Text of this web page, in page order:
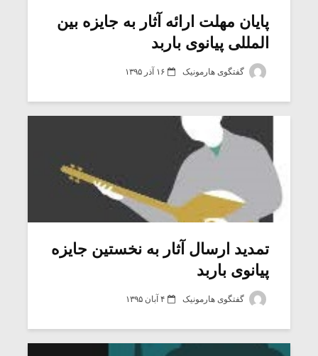
پایان مهلت ارائه آثار به جایزه بین
المللی پیانوی باربد
گفتگوی هارمونیک ۱۶ آذر ۱۳۹۵
تمدید ارسال آثار به نخستین جایزه
پیانوی باربد
گفتگوی هارمونیک ۴ آبان ۱۳۹۵
یادداشتی بر موسیقی
متن فیلم «متری
شیش و نیم»
اگر نمی توانی
مشهورترین باشی،
بدنام ترین باش